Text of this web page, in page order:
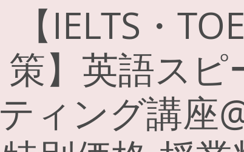
【IELTS・
策】英語スピ
ティング講座